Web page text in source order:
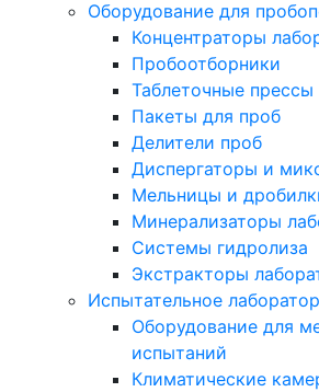
Оборудование для
Концентраторы
Пробоотборники
Таблеточные прессы
Пакеты для проб
Делители проб
Диспергаторы и
Мельницы и
Минерализаторы
Системы гидролиза
Экстракторы
Испытательное
Оборудование для
испытаний
Климатические